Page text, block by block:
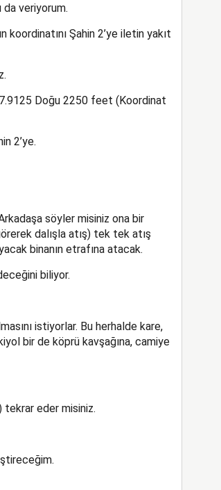
veriyorum.
Şahin 2’ye iletin yakıt
Doğu 2250 feet (Koordinat
2’ye.
söyler misiniz ona bir
dalışla atış) tek tek atış
binanın etrafına atacak.
biliyor.
istiyorlar. Bu herhalde kare,
bir de köprü kavşağına, camiye
tekrar eder misiniz.